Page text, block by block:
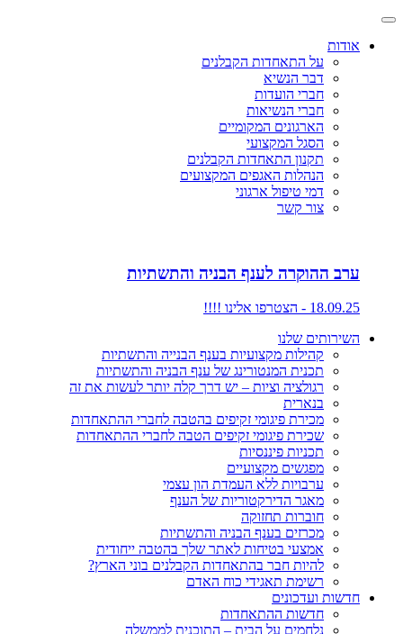
אודות
על התאחדות הקבלנים
דבר הנשיא
חברי הועדות
חברי הנשיאות
הארגונים המקומיים
הסגל המקצועי
תקנון התאחדות הקבלנים
הנהלות האגפים המקצועים
דמי טיפול ארגוני
צור קשר
ערב ההוקרה לענף הבניה והתשתיות
18.09.25 - הצטרפו אלינו !!!!
השירותים שלנו
קהילות מקצועיות בענף הבנייה והתשתיות
תכנית המנטורינג של ענף הבניה והתשתיות
רגולציה וציות – יש דרך קלה יותר לעשות את זה
בנארית
מכירת פיגומי זקיפים בהטבה לחברי ההתאחדות
שכירת פיגומי זקיפים הטבה לחברי ההתאחדות
תכניות פיננסיות
מפגשים מקצועיים
ערבויות ללא העמדת הון עצמי
מאגר הדירקטוריות של הענף
חוברות תחזוקה
מכרזים בענף הבניה והתשתיות
אמצעי בטיחות לאתר שלך בהטבה ייחודית
להיות חבר בהתאחדות הקבלנים בוני הארץ?
רשימת תאגידי כוח האדם
חדשות ועדכונים
חדשות ההתאחדות
נלחמים על הבית – התוכנית לממשלה